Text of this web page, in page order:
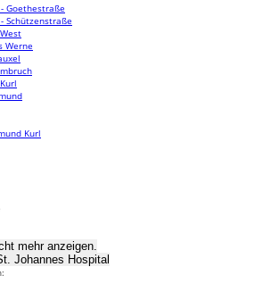
Goethestraße
Schützenstraße
Werne
Kurl
nicht mehr anzeigen.
Johannes Hospital